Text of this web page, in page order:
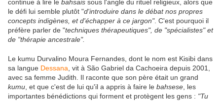
continue à lire le bahsais sous l'angle du rituel religieux, alors que
le défi lui semble plutôt "d'introduire dans le débat nos propres
concepts indigènes, et d'échapper à ce jargon". C'est pourquoi il
préfère parler de "techniques thérapeutiques", de "spécialistes" et
de "thérapie ancestrale".
Le kumu Durvalino Moura Fernandes, dont le nom est Kisibi dans
sa langue Dessana , vit à São Gabriel da Cachoeira depuis 2001,
avec sa femme Judith. Il raconte que son père était un grand
kumu , et que c'est de lui qu'il a appris à faire le bahsese , les
importantes bénédictions qui forment et protègent les gens : "Tu